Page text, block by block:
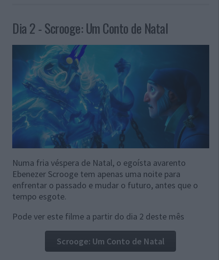
Dia 2 - Scrooge: Um Conto de Natal
Numa fria véspera de Natal, o egoísta avarento
Ebenezer Scrooge tem apenas uma noite para
enfrentar o passado e mudar o futuro, antes que o
tempo esgote.
Pode ver este filme a partir do dia 2 deste mês
Scrooge: Um Conto de Natal